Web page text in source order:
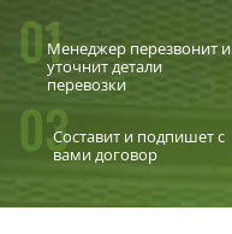
01Менеджер перезвонит и
уточнит детали
перевозки
03Составит и подпишет с
вами договор